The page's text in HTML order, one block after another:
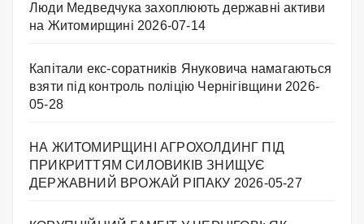
Люди Медведчука захоплюють державні активи
на Житомирщині 2026-07-14
Капітали екс-соратників Януковича намагаються
взяти під контроль поліцію Чернігівщини 2026-
05-28
НА ЖИТОМИРЩИНІ АГРОХОЛДИНГ ПІД
ПРИКРИТТЯМ СИЛОВИКІВ ЗНИЩУЄ
ДЕРЖАВНИЙ ВРОЖАЙ РІПАКУ ​ 2026-05-27